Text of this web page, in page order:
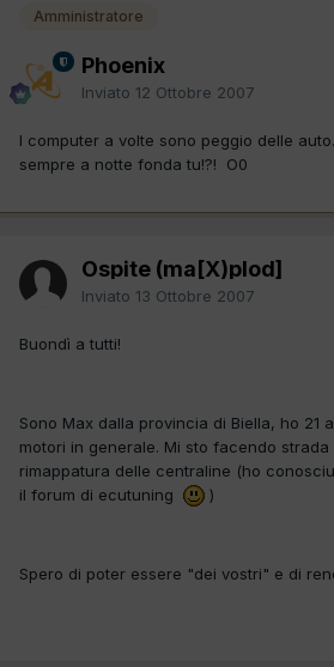
Amministratore
Phoenix
Inviato 12 Ottobre 2007
I computer a volte sono peggio delle
sempre a notte fonda tu!?! O0
Ospite (ma[X)plod]
Inviato 13 Ottobre 2007
Buondì a tutti!
Sono Max dalla provincia di Biella, ho 21
motori in generale. Mi sto facendo strada
rimappatura delle centraline (ho
il forum di ecutuning
)
Spero di poter essere "dei vostri" e di